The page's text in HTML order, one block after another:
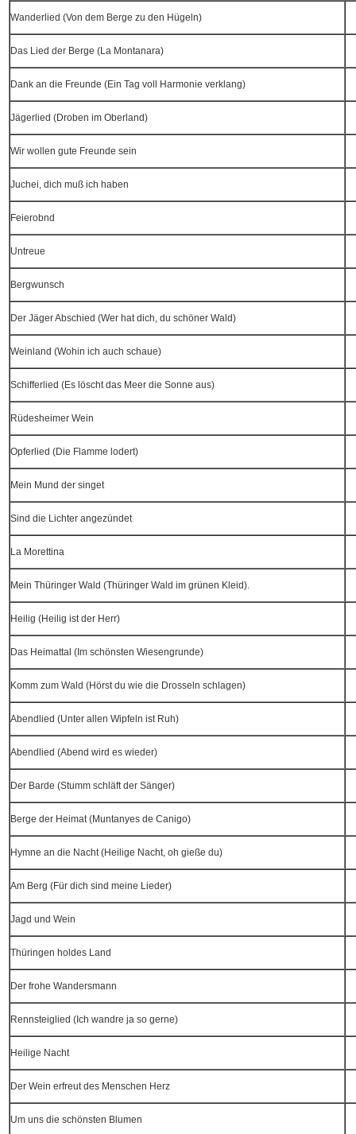
Wanderlied (Von dem Berge zu den Hügeln)
Das Lied der Berge (La Montanara)
Dank an die Freunde (Ein Tag voll Harmonie verklang)
Jägerlied (Droben im Oberland)
Wir wollen gute Freunde sein
Juchei, dich muß ich haben
Feierobnd
Untreue
Bergwunsch
Der Jäger Abschied (Wer hat dich, du schöner Wald)
Weinland (Wohin ich auch schaue)
Schifferlied (Es löscht das Meer die Sonne aus)
Rüdesheimer Wein
Opferlied (Die Flamme lodert)
Mein Mund der singet
Sind die Lichter angezündet
La Morettina
Mein Thüringer Wald (Thüringer Wald im grünen Kleid).
Heilig (Heilig ist der Herr)
Das Heimattal (Im schönsten Wiesengrunde)
Komm zum Wald (Hörst du wie die Drosseln schlagen)
Abendlied (Unter allen Wipfeln ist Ruh)
Abendlied (Abend wird es wieder)
Der Barde (Stumm schläft der Sänger)
Berge der Heimat (Muntanyes de Canigo)
Hymne an die Nacht (Heilige Nacht, oh gieße du)
Am Berg (Für dich sind meine Lieder)
Jagd und Wein
Thüringen holdes Land
Der frohe Wandersmann
Rennsteiglied (Ich wandre ja so gerne)
Heilige Nacht
Der Wein erfreut des Menschen Herz
Um uns die schönsten Blumen